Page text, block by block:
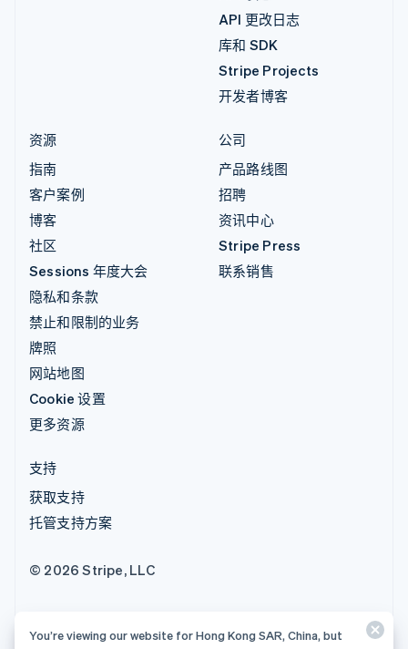
API 更改日志
库和 SDK
Stripe Projects
开发者博客
资源
指南
客户案例
博客
社区
Sessions 年度大会
隐私和条款
禁止和限制的业务
牌照
网站地图
Cookie 设置
更多资源
公司
产品路线图
招聘
资讯中心
Stripe Press
联系销售
支持
获取支持
托管支持方案
© 2026 Stripe, LLC
You’re viewing our website for Hong Kong SAR, China, but